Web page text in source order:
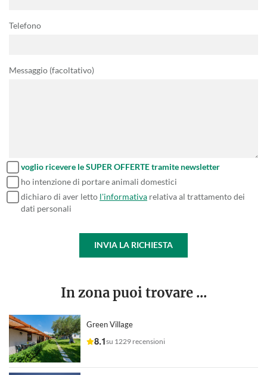
Telefono
Messaggio (facoltativo)
voglio ricevere le SUPER OFFERTE tramite newsletter
ho intenzione di portare animali domestici
dichiaro di aver letto l'informativa relativa al trattamento dei
dati personali
INVIA LA RICHIESTA
In zona puoi trovare ...
Green Village
8.1su 1229 recensioni